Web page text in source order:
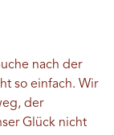
nach der
so einfach. Wir
der
Glück nicht